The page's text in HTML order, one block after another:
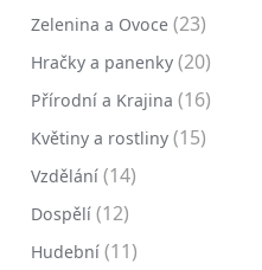
Zelenina a Ovoce (23)
Hračky a panenky (20)
Přírodní a Krajina (16)
Květiny a rostliny (15)
Vzdělání (14)
Dospělí (12)
Hudební (11)